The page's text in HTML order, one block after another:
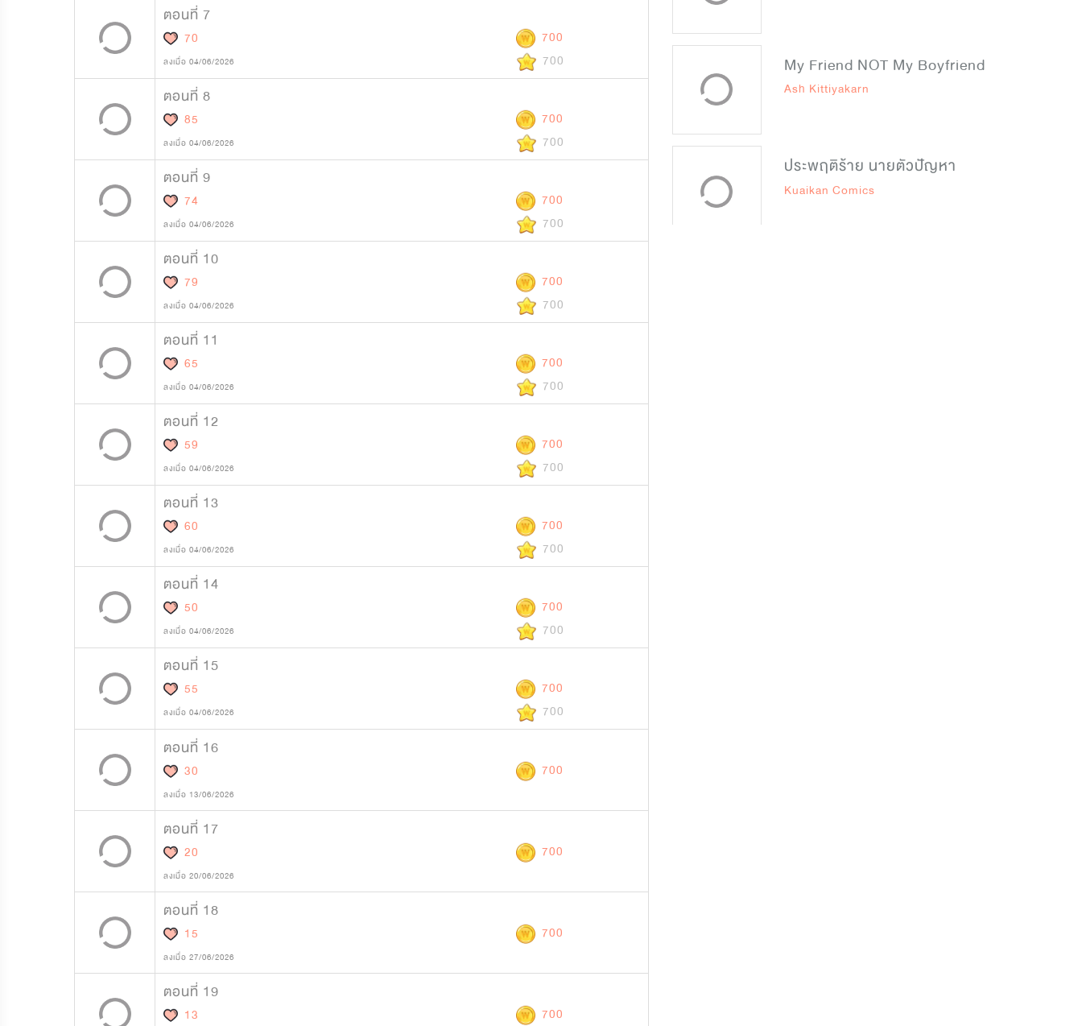
ตอนที่ 7
70 700
ลงเมื่อ 04/06/2026 700
ตอนที่ 8
85 700
ลงเมื่อ 04/06/2026 700
ตอนที่ 9
74 700
ลงเมื่อ 04/06/2026 700
ตอนที่ 10
79 700
ลงเมื่อ 04/06/2026 700
ตอนที่ 11
65 700
ลงเมื่อ 04/06/2026 700
ตอนที่ 12
59 700
ลงเมื่อ 04/06/2026 700
ตอนที่ 13
60 700
ลงเมื่อ 04/06/2026 700
ตอนที่ 14
50 700
ลงเมื่อ 04/06/2026 700
ตอนที่ 15
55 700
ลงเมื่อ 04/06/2026 700
ตอนที่ 16
30 700
ลงเมื่อ 13/06/2026
ตอนที่ 17
20 700
ลงเมื่อ 20/06/2026
ตอนที่ 18
15 700
ลงเมื่อ 27/06/2026
ตอนที่ 19
13 700
My Friend NOT My Boyfriend
Ash Kittiyakarn
ประพฤติร้าย นายตัวปัญหา
Kuaikan Comics